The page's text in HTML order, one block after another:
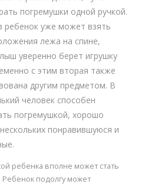
погремушки одной ручкой.
ребенок уже может взять
лежа на спине,
уверенно берет игрушку
с этим вторая также
другим предметом. В
человек способен
погремушкой, хорошо
понравившуюся и
ребенка вполне может стать
Ребенок подолгу может